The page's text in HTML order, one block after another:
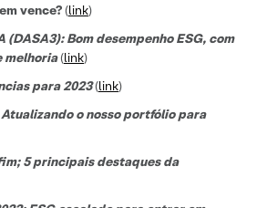
vence?(link)
(DASA3): Bom desempenho ESG, com
melhoria(link)
para 2023(link)
o nosso portfólio para
5 principais destaques da